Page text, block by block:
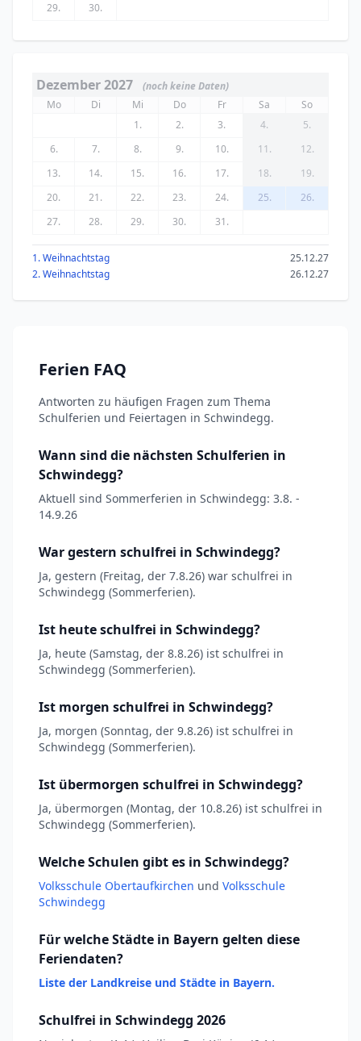
29.
30.
Dezember 2027
(noch keine Daten)
Mo
Di Mi Do Fr Sa
So
1.
2. 3. 4.
5.
6.
7. 8. 9. 10. 11.
12.
13.
14. 15. 16. 17. 18.
19.
20.
21. 22. 23. 24. 25.
26.
27.
28. 29. 30. 31.
1. Weihnachtstag
25.12.27
2. Weihnachtstag
26.12.27
Ferien FAQ
Antworten zu häufigen Fragen zum Thema
Schulferien und Feiertagen in Schwindegg.
Wann sind die nächsten Schulferien in
Schwindegg?
Aktuell sind Sommerferien in Schwindegg: 3.8. -
14.9.26
War gestern schulfrei in Schwindegg?
Ja, gestern (Freitag, der 7.8.26) war schulfrei in
Schwindegg (Sommerferien).
Ist heute schulfrei in Schwindegg?
Ja, heute (Samstag, der 8.8.26) ist schulfrei in
Schwindegg (Sommerferien).
Ist morgen schulfrei in Schwindegg?
Ja, morgen (Sonntag, der 9.8.26) ist schulfrei in
Schwindegg (Sommerferien).
Ist übermorgen schulfrei in Schwindegg?
Ja, übermorgen (Montag, der 10.8.26) ist schulfrei in
Schwindegg (Sommerferien).
Welche Schulen gibt es in Schwindegg?
Volksschule Obertaufkirchen und Volksschule
Schwindegg
Für welche Städte in Bayern gelten diese
Feriendaten?
Liste der Landkreise und Städte in Bayern.
Schulfrei in Schwindegg 2026